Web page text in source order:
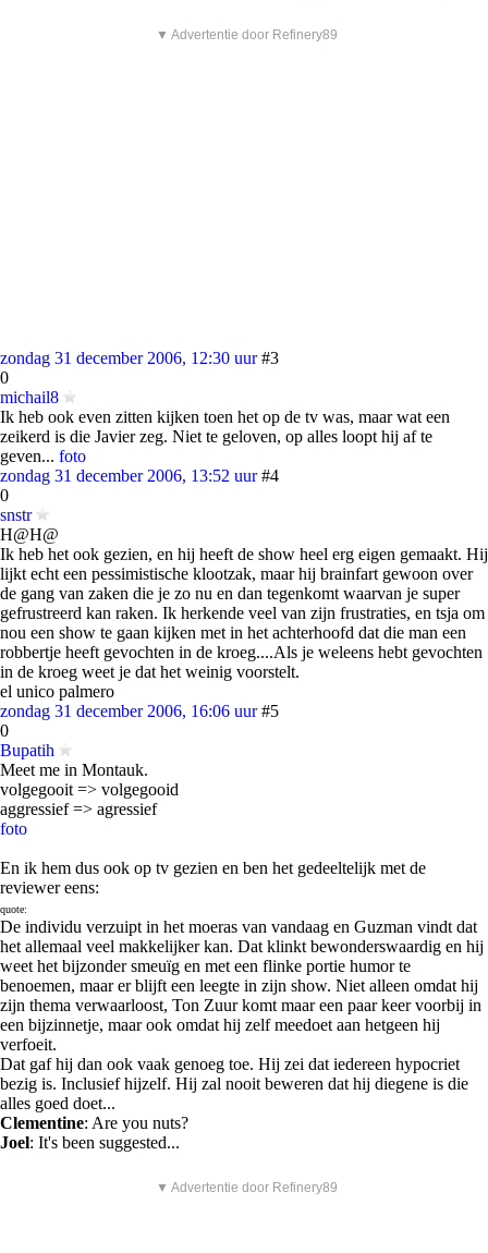
▼ Advertentie door Refinery89
zondag 31 december 2006, 12:30 uur #3
0
michail8
Ik heb ook even zitten kijken toen het op de tv was, maar wat een
zeikerd is die Javier zeg. Niet te geloven, op alles loopt hij af te
geven... foto
zondag 31 december 2006, 13:52 uur #4
0
snstr
H@H@
Ik heb het ook gezien, en hij heeft de show heel erg eigen gemaakt. Hij
lijkt echt een pessimistische klootzak, maar hij brainfart gewoon over
de gang van zaken die je zo nu en dan tegenkomt waarvan je super
gefrustreerd kan raken. Ik herkende veel van zijn frustraties, en tsja om
nou een show te gaan kijken met in het achterhoofd dat die man een
robbertje heeft gevochten in de kroeg....Als je weleens hebt gevochten
in de kroeg weet je dat het weinig voorstelt.
el unico palmero
zondag 31 december 2006, 16:06 uur #5
0
Bupatih
Meet me in Montauk.
volgegooit => volgegooid
aggressief => agressief
foto
En ik hem dus ook op tv gezien en ben het gedeeltelijk met de
reviewer eens:
quote:
De individu verzuipt in het moeras van vandaag en Guzman vindt dat
het allemaal veel makkelijker kan. Dat klinkt bewonderswaardig en hij
weet het bijzonder smeuïg en met een flinke portie humor te
benoemen, maar er blijft een leegte in zijn show. Niet alleen omdat hij
zijn thema verwaarloost, Ton Zuur komt maar een paar keer voorbij in
een bijzinnetje, maar ook omdat hij zelf meedoet aan hetgeen hij
verfoeit.
Dat gaf hij dan ook vaak genoeg toe. Hij zei dat iedereen hypocriet
bezig is. Inclusief hijzelf. Hij zal nooit beweren dat hij diegene is die
alles goed doet...
Clementine: Are you nuts?
Joel: It's been suggested...
▼ Advertentie door Refinery89